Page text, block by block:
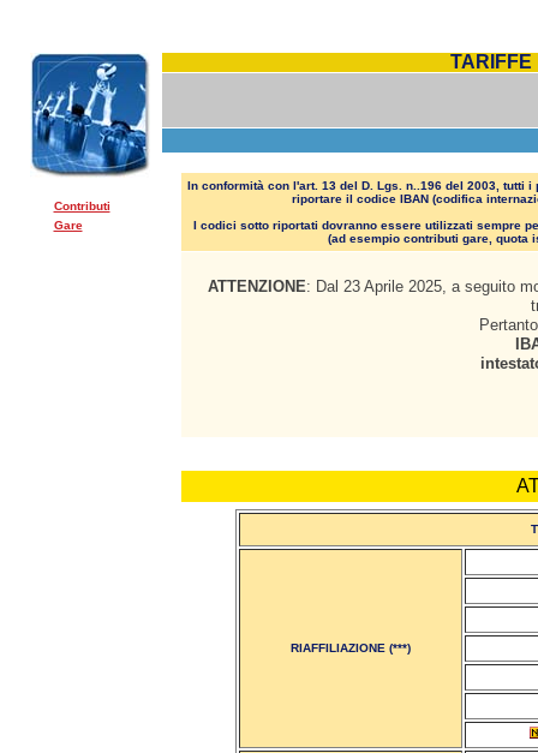
Contributi
Gare
TARIFFE
In conformità con l'art. 13 del D. Lgs. n..196 del 2003, tutti i
riportare il codice IBAN (codifica
I codici sotto riportati dovranno essere utilizzati sempre
(ad esempio contributi gare, quota
ATTENZIONE: Dal 23 Aprile 2025, a seguito
RIAFFILIAZIONE (***)